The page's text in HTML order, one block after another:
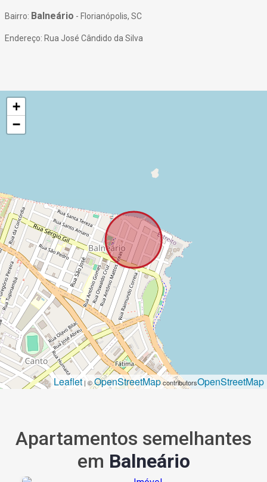
Bairro: Balneário - Florianópolis, SC
Endereço: Rua José Cândido da Silva
+
−
Leaflet | ©OpenStreetMapcontributorsOpenStreetMap
Apartamentos semelhantes
em Balneário